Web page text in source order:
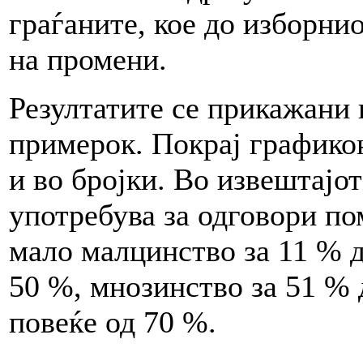
граѓаните, кое до
на промени.
Резултатите се
примерок. Покрај
и во бројки. Во
употребува за одговори
мало малцинство за 11 %
50 %, мнозинство за 51
повеќе од 70 %.